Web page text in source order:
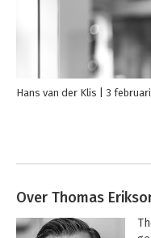
Hans van der Klis 3
Over Thomas